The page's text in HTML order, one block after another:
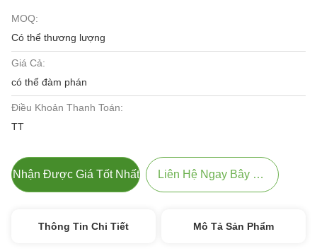
MOQ:
Có thể thương lượng
Giá Cả:
có thể đàm phán
Điều Khoản Thanh Toán:
TT
Nhận Được Giá Tốt Nhất Liên Hệ Ngay Bây Giờ
Thông Tin Chi Tiết Mô Tả Sản Phẩm